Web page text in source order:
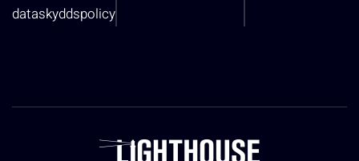
dataskyddspolicy